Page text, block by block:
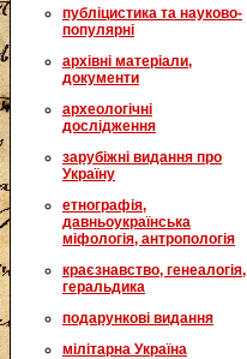
публіцистика та науково-
популярні
архівні матеріали,
документи
археологічні
дослідження
зарубіжні видання про
Україну
етнографія,
давньоукраїнська
міфологія, антропологія
краєзнавство, генеалогія,
геральдика
подарункові видання
мілітарна Україна